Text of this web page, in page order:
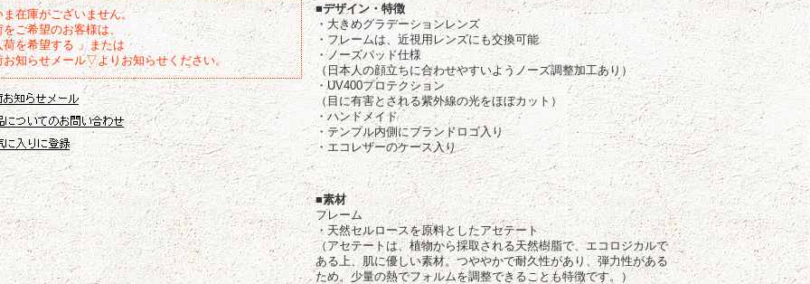
■デザイン・特徴
・大きめグラデーションレンズ
・フレームは、近視用レンズにも交換可能
・ノーズパッド仕様
（日本人の顔立ちに合わせやすいようノーズ調整加工あり）
・UV400プロテクション
（目に有害とされる紫外線の光をほぼカット）
・ハンドメイド
・テンプル内側にブランドロゴ入り
・エコレザーのケース入り
■素材
フレーム
・天然セルロースを原料としたアセテート
（アセテートは、植物から採取される天然樹脂で、エコロジカルで
ある上、肌に優しい素材。つややかで耐久性があり、弾力性がある
ため、少量の熱でフォルムを調整できることも特徴です。）
ま在庫がございません。
ご希望のお客様は、
荷を希望する 」または
知らせメール▽よりお知らせください。